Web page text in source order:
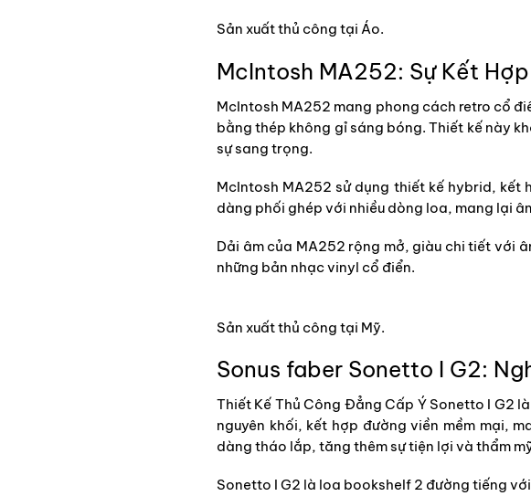
Sản xuất thủ công tại Áo.
McIntosh MA252: Sự Kết
McIntosh MA252 mang phong cách retro cổ
bằng thép không gỉ sáng bóng. Thiết kế này
sự sang trọng.
McIntosh MA252 sử dụng thiết kế hybrid, kết
dàng phối ghép với nhiều dòng loa, mang lại
Dải âm của MA252 rộng mở, giàu chi tiết với
những bản nhạc vinyl cổ điển.
Sản xuất thủ công tại Mỹ.
Sonus faber Sonetto I G2:
Thiết Kế Thủ Công Đẳng Cấp Ý Sonetto I G2
nguyên khối, kết hợp đường viền mềm mại,
dàng tháo lắp, tăng thêm sự tiện lợi và thẩm
Sonetto I G2 là loa bookshelf 2 đường tiếng